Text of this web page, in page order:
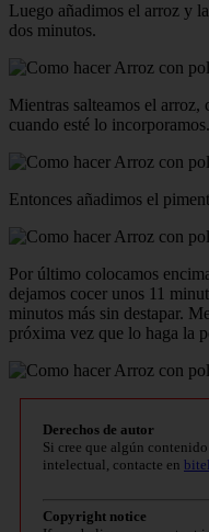
Luego añadimos el arroz y
dos minutos.
Mientras salteamos el
cuando esté lo incorporamos.
Entonces añadimos el
Por último colocamos
dejamos cocer unos 11
minutos más sin destapar.
próxima vez que lo haga la
Derechos de autor
Si cree que algún
intelectual, contacte en
Copyright notice